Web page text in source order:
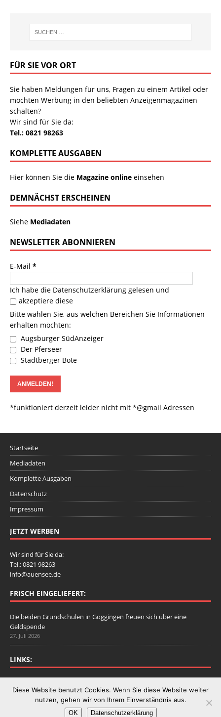
FÜR SIE VOR ORT
Sie haben Meldungen für uns, Fragen zu einem Artikel oder
möchten Werbung in den beliebten Anzeigenmagazinen
schalten?
Wir sind für Sie da:
Tel.: 0821 98263
KOMPLETTE AUSGABEN
Hier können Sie die Magazine online einsehen
DEMNÄCHST ERSCHEINEN
Siehe Mediadaten
NEWSLETTER ABONNIEREN
E-Mail *
Ich habe die Datenschutzerklärung gelesen und
akzeptiere diese
Bitte wählen Sie, aus welchen Bereichen Sie Informationen
erhalten möchten:
Augsburger SüdAnzeiger
Der Pferseer
Stadtberger Bote
*funktioniert derzeit leider nicht mit *@gmail Adressen
Startseite
Mediadaten
Komplette Ausgaben
Datenschutz
Impressum
JETZT WERBEN
Wir sind für Sie da:
Tel.: 0821 98263
info@auensee.de
FRISCH EINGELIEFERT:
Die beiden Grundschulen in Göggingen freuen sich über eine
Geldspende
27. Juli 2026
LINKS:
Diese Website benutzt Cookies. Wenn Sie diese Website weiter
nutzen, gehen wir von Ihrem Einverständnis aus.
OK Datenschutzerklärung